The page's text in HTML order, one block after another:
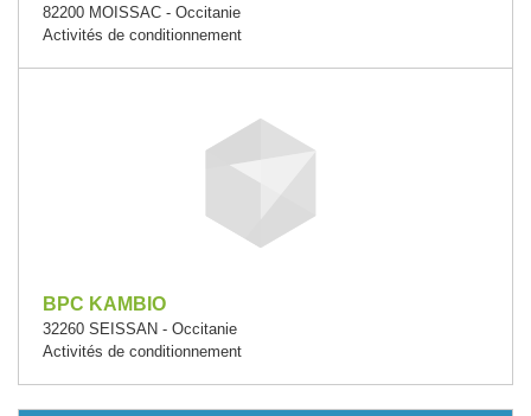
82200 MOISSAC - Occitanie
Activités de conditionnement
BPC KAMBIO
32260 SEISSAN - Occitanie
Activités de conditionnement